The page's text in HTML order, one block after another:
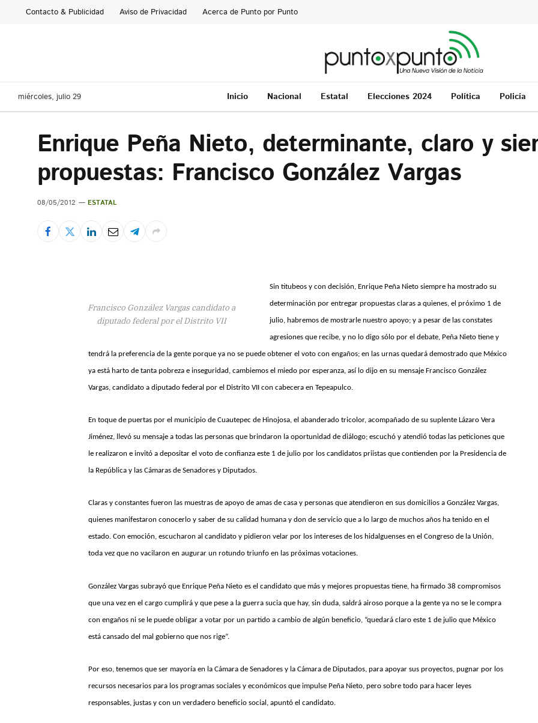
Contacto & Publicidad Aviso de Privacidad Acerca de Punto por Punto
miércoles, julio 29 Inicio Nacional Estatal Elecciones 2024 Política Policía
Enrique Peña Nieto, determinante, claro y
propuestas: Francisco González Vargas
08/05/2012 ESTATAL
Francisco González Vargas candidato a
diputado federal por el Distrito VII
Sin titubeos y con decisión, Enrique Peña Nieto siempre ha mostrado su
determinación por entregar propuestas claras a quienes, el próximo 1 de
julio, habremos de mostrarle nuestro apoyo; y a pesar de las constates
agresiones que recibe, y no lo digo sólo por el debate, Peña Nieto tiene y
tendrá la preferencia de la gente porque ya no se puede obtener el voto con engaños; en las urnas quedará demostrado que México
ya está harto de tanta pobreza e inseguridad, cambiemos el miedo por esperanza, así lo dijo en su mensaje Francisco González
Vargas, candidato a diputado federal por el Distrito VII con cabecera en Tepeapulco.
En toque de puertas por el municipio de Cuautepec de Hinojosa, el abanderado tricolor, acompañado de su suplente Lázaro Vera
Jiménez, llevó su mensaje a todas las personas que brindaron la oportunidad de diálogo; escuchó y atendió todas las peticiones que
le realizaron e invitó a depositar el voto de confianza este 1 de julio por los candidatos priistas que contienden por la Presidencia de
la República y las Cámaras de Senadores y Diputados.
Claras y constantes fueron las muestras de apoyo de amas de casa y personas que atendieron en sus domicilios a González Vargas,
quienes manifestaron conocerlo y saber de su calidad humana y don de servicio que a lo largo de muchos años ha tenido en el
estado. Con emoción, escucharon al candidato y pidieron velar por los intereses de los hidalguenses en el Congreso de la Unión,
toda vez que no vacilaron en augurar un rotundo triunfo en las próximas votaciones.
González Vargas subrayó que Enrique Peña Nieto es el candidato que más y mejores propuestas tiene, ha firmado 38 compromisos
que una vez en el cargo cumplirá y que pese a la guerra sucia que hay, sin duda, saldrá airoso porque a la gente ya no se le compra
con engaños ni se le puede obligar a votar por un partido a cambio de algún beneficio, “quedará claro este 1 de julio que México
está cansado del mal gobierno que nos rige”.
Por eso, tenemos que ser mayoría en la Cámara de Senadores y la Cámara de Diputados, para apoyar sus proyectos, pugnar por los
recursos necesarios para los programas sociales y económicos que impulse Peña Nieto, pero sobre todo para hacer leyes
responsables, justas y con un verdadero beneficio social, apuntó el candidato.